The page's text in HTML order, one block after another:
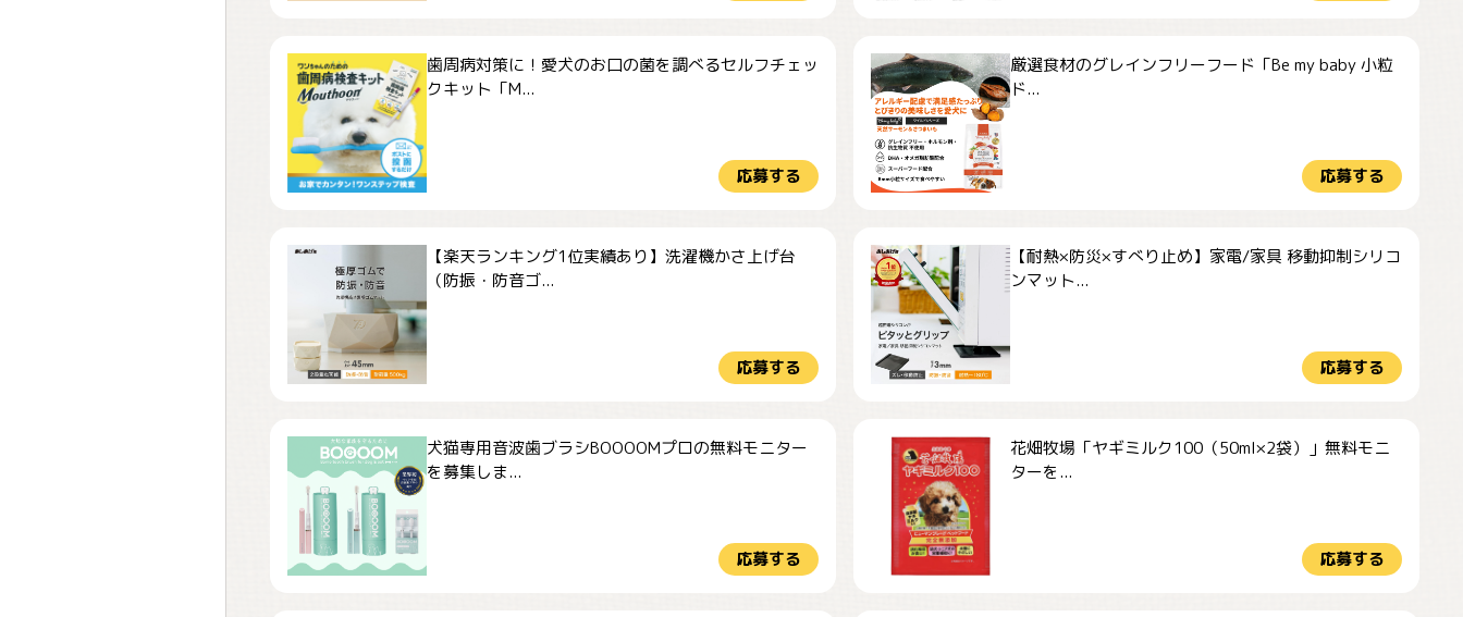
歯周病対策に！愛犬のお口の菌を調べるセルフチェッ
クキット「M...
応募する
厳選食材のグレインフリーフード「Be my baby 小粒
ド...
応募する
【楽天ランキング1位実績あり】洗濯機かさ上げ台
（防振・防音ゴ...
応募する
【耐熱×防災×すべり止め】家電/家具 移動抑制シリコ
ンマット...
応募する
犬猫専用音波歯ブラシBOOOOMプロの無料モニター
を募集しま...
応募する
花畑牧場「ヤギミルク100（50ml×2袋）」無料モニ
ターを...
応募する